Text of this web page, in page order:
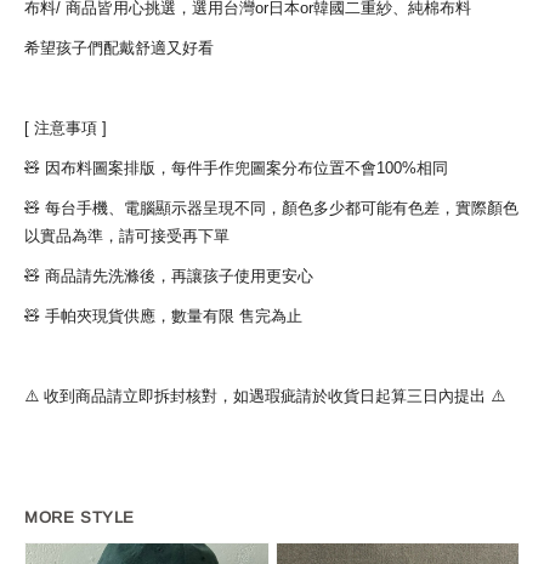
布料/ 商品皆用心挑選，選用台灣or日本or韓國二重紗、純棉布料
希望孩子們配戴舒適又好看
[ 注意事項 ]
🧸 因布料圖案排版，每件手作兜圖案分布位置不會100%相同
🧸 每台手機、電腦顯示器呈現不同，顏色多少都可能有色差，實際顏色
以實品為準，請可接受再下單
🧸 商品請先洗滌後，再讓孩子使用更安心
🧸 手帕夾現貨供應，數量有限 售完為止
⚠️ 收到商品請立即拆封核對，如遇瑕疵請於收貨日起算三日內提出 ⚠️
MORE STYLE